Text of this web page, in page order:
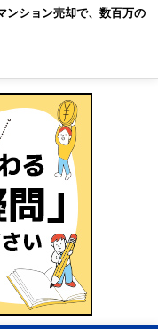
ンション売却で、数百万の